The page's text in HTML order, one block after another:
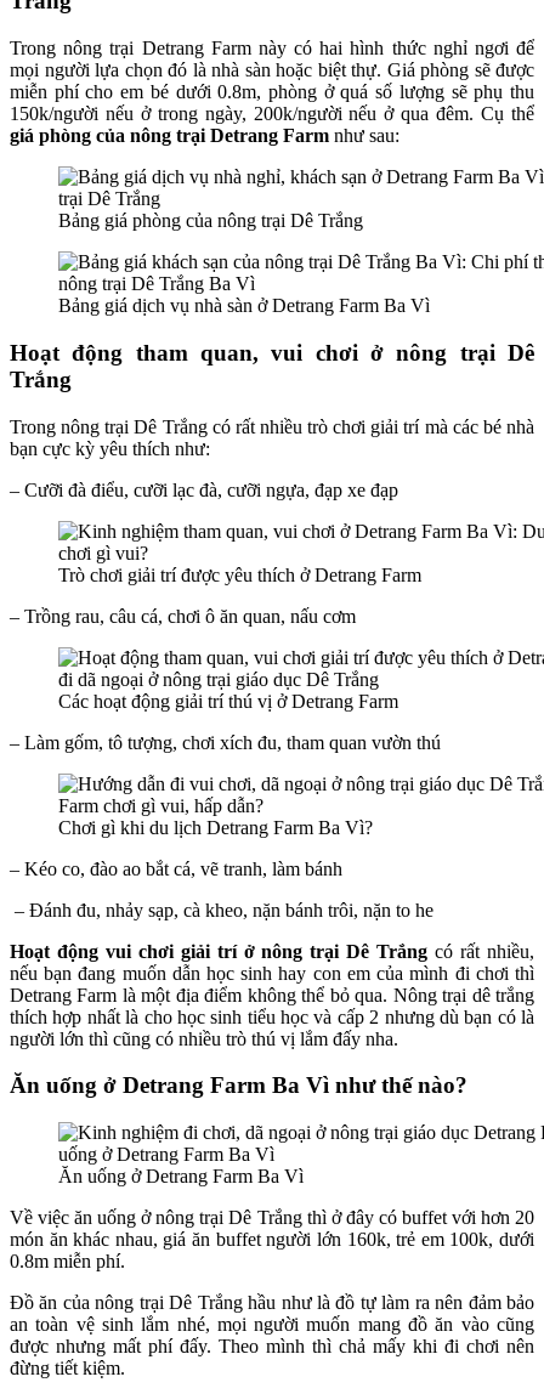
Trong nông trại Detrang Farm này có hai hình thức nghỉ ngơi để
mọi người lựa chọn đó là nhà sàn hoặc biệt thự. Giá phòng sẽ được
miễn phí cho em bé dưới 0.8m, phòng ở quá số lượng sẽ phụ thu
150k/người nếu ở trong ngày, 200k/người nếu ở qua đêm. Cụ thể
giá phòng của nông trại Detrang Farm như sau:
Bảng giá phòng của nông trại Dê Trắng
Bảng giá dịch vụ nhà sàn ở Detrang Farm Ba Vì
Hoạt động tham quan, vui chơi ở nông trại Dê
Trắng
Trong nông trại Dê Trắng có rất nhiều trò chơi giải trí mà các bé nhà
bạn cực kỳ yêu thích như:
– Cưỡi đà điểu, cưỡi lạc đà, cưỡi ngựa, đạp xe đạp
Trò chơi giải trí được yêu thích ở Detrang Farm
– Trồng rau, câu cá, chơi ô ăn quan, nấu cơm
Các hoạt động giải trí thú vị ở Detrang Farm
– Làm gốm, tô tượng, chơi xích đu, tham quan vườn thú
Chơi gì khi du lịch Detrang Farm Ba Vì?
– Kéo co, đào ao bắt cá, vẽ tranh, làm bánh
– Đánh đu, nhảy sạp, cà kheo, nặn bánh trôi, nặn to he
Hoạt động vui chơi giải trí ở nông trại Dê Trắng có rất nhiều,
nếu bạn đang muốn dẫn học sinh hay con em của mình đi chơi thì
Detrang Farm là một địa điểm không thể bỏ qua. Nông trại dê trắng
thích hợp nhất là cho học sinh tiểu học và cấp 2 nhưng dù bạn có là
người lớn thì cũng có nhiều trò thú vị lắm đấy nha.
Ăn uống ở Detrang Farm Ba Vì như thế nào?
Ăn uống ở Detrang Farm Ba Vì
Về việc ăn uống ở nông trại Dê Trắng thì ở đây có buffet với hơn 20
món ăn khác nhau, giá ăn buffet người lớn 160k, trẻ em 100k, dưới
0.8m miễn phí.
Đồ ăn của nông trại Dê Trắng hầu như là đồ tự làm ra nên đảm bảo
an toàn vệ sinh lắm nhé, mọi người muốn mang đồ ăn vào cũng
được nhưng mất phí đấy. Theo mình thì chả mấy khi đi chơi nên
đừng tiết kiệm.